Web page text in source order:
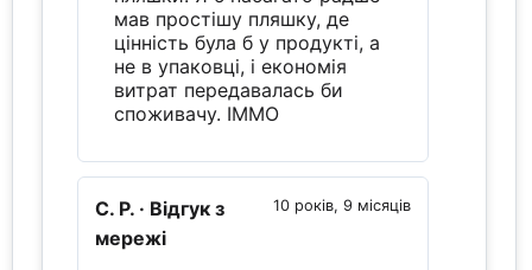
мав простішу пляшку, де
цінність була б у продукті, а
не в упаковці, і економія
витрат передавалась би
споживачу. ІМMO
10 років, 9 місяців
C. P. · Відгук з
мережі